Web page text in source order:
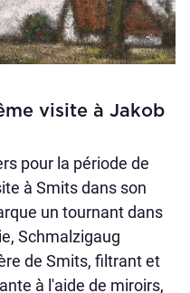
visite à Jakob
pour la période de
à Smits dans son
un tournant dans
Schmalzigaug
de Smits, filtrant et
à l'aide de miroirs,